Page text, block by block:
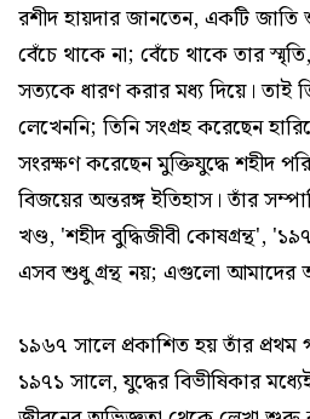
রশীদ হায়দার জানতেন, একটি জাতি
বেঁচে থাকে না; বেঁচে থাকে তার
সত্যকে ধারণ করার মধ্য দিয়ে। তাই
লেখেননি; তিনি সংগ্রহ করেছেন
সংরক্ষণ করেছেন মুক্তিযুদ্ধে শহীদ
বিজয়ের অন্তরঙ্গ ইতিহাস। তাঁর
খণ্ড, 'শহীদ বুদ্ধিজীবী কোষগ্রন্থ',
এসব শুধু গ্রন্থ নয়; এগুলো আমাদের
১৯৬৭ সালে প্রকাশিত হয় তাঁর প্রথম
১৯৭১ সালে, যুদ্ধের বিভীষিকার